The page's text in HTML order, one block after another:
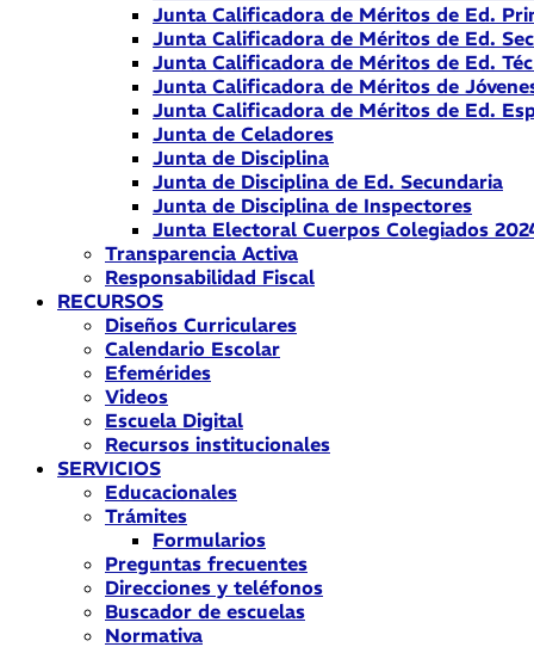
Junta Calificadora de Méritos de Ed.
Junta Calificadora de Méritos de Ed.
Junta Calificadora de Méritos de Ed.
Junta Calificadora de Méritos de
Junta Calificadora de Méritos de Ed.
Junta de Celadores
Junta de Disciplina
Junta de Disciplina de Ed. Secundaria
Junta de Disciplina de Inspectores
Junta Electoral Cuerpos Colegiados
Transparencia Activa
Responsabilidad Fiscal
RECURSOS
Diseños Curriculares
Calendario Escolar
Efemérides
Videos
Escuela Digital
Recursos institucionales
SERVICIOS
Educacionales
Trámites
Formularios
Preguntas frecuentes
Direcciones y teléfonos
Buscador de escuelas
Normativa